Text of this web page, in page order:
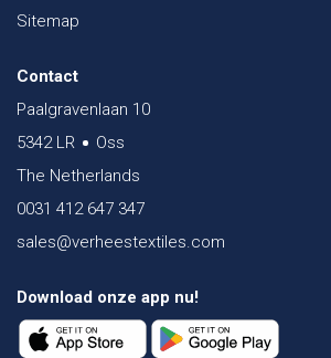
Sitemap
Contact
Paalgravenlaan 10
5342 LR
Oss
The Netherlands
0031 412 647 347
sales@verheestextiles.com
Download onze app nu!